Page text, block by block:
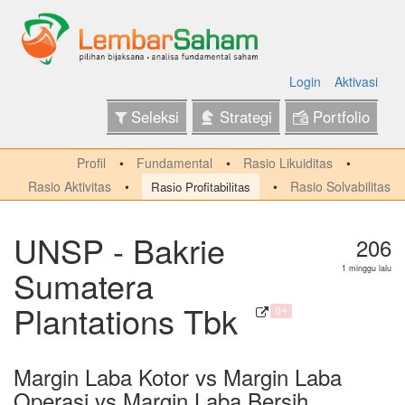
Login Aktivasi
Seleksi Strategi Portfolio
Profil Fundamental
Rasio Likuiditas
Rasio Aktivitas
Rasio Profitabilitas Rasio Solvabilitas
UNSP - Bakrie
Sumatera
Plantations Tbk Q4
206
1 minggu lalu
Margin Laba Kotor vs Margin Laba